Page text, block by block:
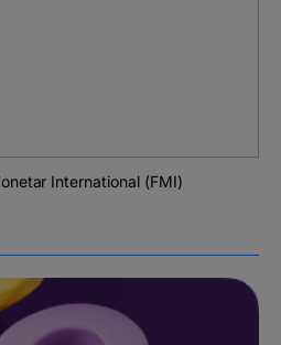
International (FMI)